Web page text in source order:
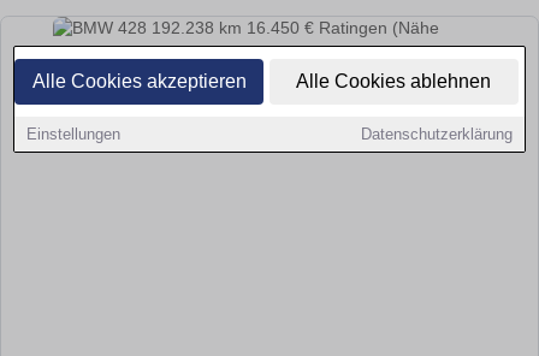
Alle Cookies akzeptieren Alle Cookies ablehnen
Einstellungen Datenschutzerklärung